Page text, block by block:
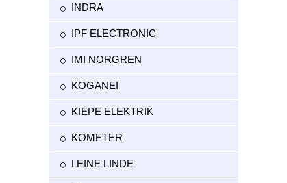
INDRA
IPF ELECTRONIC
IMI NORGREN
KOGANEI
KIEPE ELEKTRIK
KOMETER
LEINE LINDE